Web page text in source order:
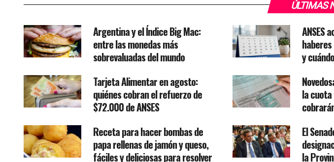
ÚLTIMAS
Argentina y el Índice Big Mac:
entre las monedas más
sobrevaluadas del mundo
ANSES
y
Tarjeta Alimentar en agosto:
quiénes cobran el refuerzo de
$72.000 de ANSES
la
Receta para hacer bombas de
papa rellenas de jamón y queso,
fáciles y deliciosas para resolver
El
la